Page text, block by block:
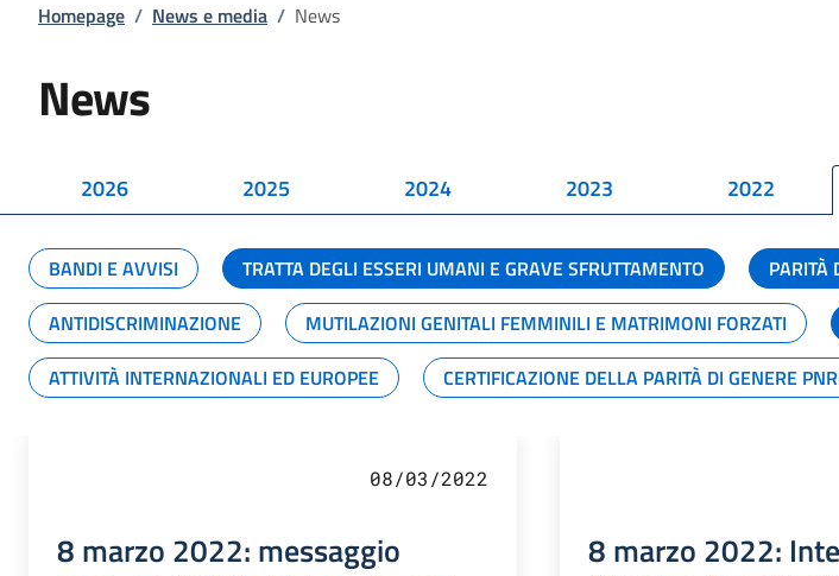
Homepage / News e media / News
News
2026 2025 2024 2023 2022
BANDI E AVVISI TRATTA DEGLI ESSERI UMANI E GRAVE SFRUTTAMENTO PARITÀ
ANTIDISCRIMINAZIONE
MUTILAZIONI GENITALI FEMMINILI E MATRIMONI FORZATI
ATTIVITÀ INTERNAZIONALI ED EUROPEE
CERTIFICAZIONE DELLA PARITÀ DI GENERE
08/03/2022
8 marzo 2022: messaggio
8 marzo 2022: